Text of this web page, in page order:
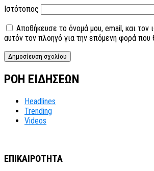
Ιστότοπος
Αποθήκευσε το όνομά μου, email, και τον
αυτόν τον πλοηγό για την επόμενη φορά
ΡΟΗ ΕΙΔΗΣΕΩΝ
Headlines
Trending
Videos
ΕΠΙΚΑΙΡΟΤΗΤΑ